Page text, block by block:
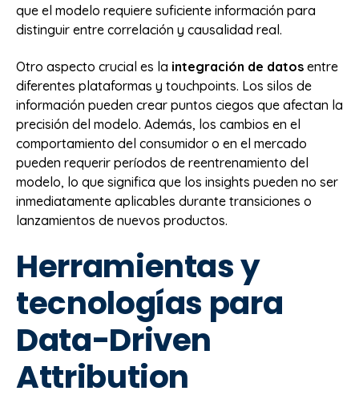
que el modelo requiere suficiente información para
distinguir entre correlación y causalidad real.
Otro aspecto crucial es la integración de datos entre
diferentes plataformas y touchpoints. Los silos de
información pueden crear puntos ciegos que afectan la
precisión del modelo. Además, los cambios en el
comportamiento del consumidor o en el mercado
pueden requerir períodos de reentrenamiento del
modelo, lo que significa que los insights pueden no ser
inmediatamente aplicables durante transiciones o
lanzamientos de nuevos productos.
Herramientas y
tecnologías para
Data-Driven
Attribution